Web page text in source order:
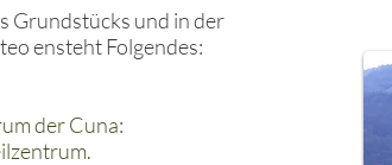
Grundstücks und in der
ensteht Folgendes:
der Cuna: